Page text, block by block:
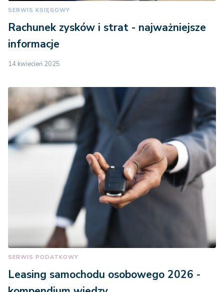
SERWIS KSIĘGOWY
Rachunek zysków i strat - najważniejsze
informacje
14 kwiecień 2025
SERWIS PODATKOWY
Leasing samochodu osobowego 2026 -